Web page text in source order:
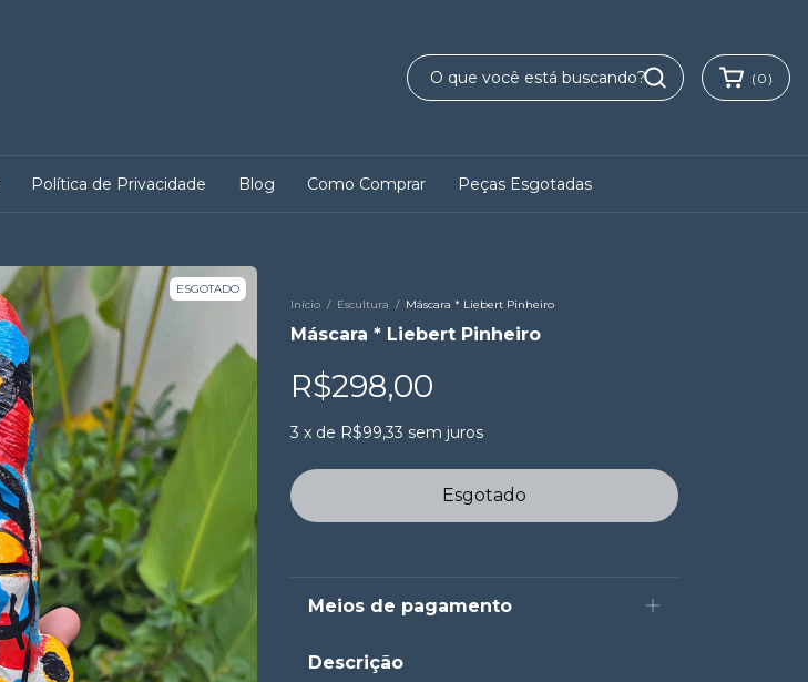
( 0 )
Política de Privacidade Blog Como Comprar Peças Esgotadas
ESGOTADO
Início / Escultura / Máscara * Liebert Pinheiro
Máscara * Liebert Pinheiro
R$298,00
3 x de R$99,33 sem juros
Meios de pagamento
Descrição